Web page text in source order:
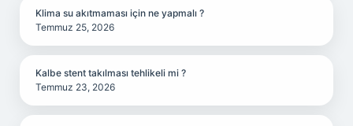
Klima su akıtmaması için ne yapmalı ?
Temmuz 25, 2026
Kalbe stent takılması tehlikeli mi ?
Temmuz 23, 2026